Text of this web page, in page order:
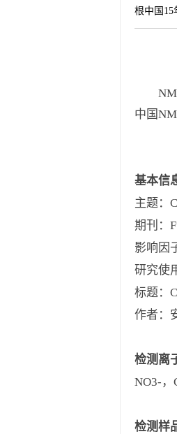
根中国15
中国
基本信
主题：
期刊：
影响因
研究使
标题：
作者：
检测离
NO3-，
检测样